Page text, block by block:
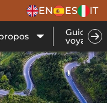
EN ES IT
Guide de
voyage